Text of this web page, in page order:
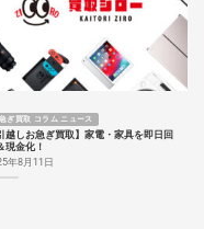
ぎ買取 コラム ニュース
越しお急ぎ買取】家電・家具を即日回
現金化！
年8月11日